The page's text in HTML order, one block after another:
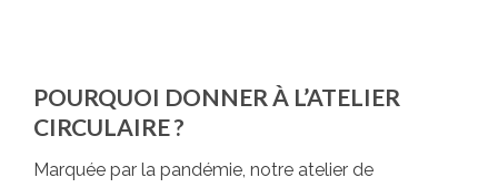
POURQUOI DONNER À L’ATELIER
CIRCULAIRE ?
Marquée par la pandémie, notre atelier de